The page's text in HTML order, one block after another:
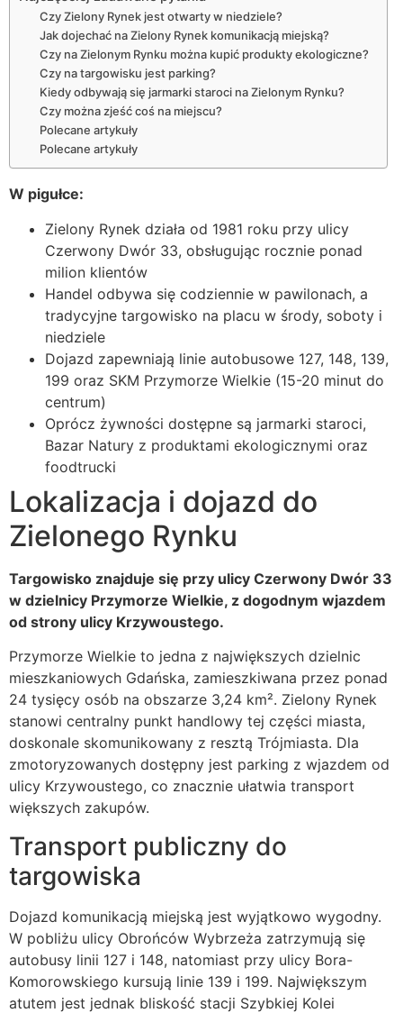
Czy Zielony Rynek jest otwarty w niedziele?
Jak dojechać na Zielony Rynek komunikacją miejską?
Czy na Zielonym Rynku można kupić produkty ekologiczne?
Czy na targowisku jest parking?
Kiedy odbywają się jarmarki staroci na Zielonym Rynku?
Czy można zjeść coś na miejscu?
Polecane artykuły
Polecane artykuły
W pigułce:
Zielony Rynek działa od 1981 roku przy ulicy
Czerwony Dwór 33, obsługując rocznie ponad
milion klientów
Handel odbywa się codziennie w pawilonach, a
tradycyjne targowisko na placu w środy, soboty i
niedziele
Dojazd zapewniają linie autobusowe 127, 148, 139,
199 oraz SKM Przymorze Wielkie (15-20 minut do
centrum)
Oprócz żywności dostępne są jarmarki staroci,
Bazar Natury z produktami ekologicznymi oraz
foodtrucki
Lokalizacja i dojazd do
Zielonego Rynku
Targowisko znajduje się przy ulicy Czerwony Dwór 33
w dzielnicy Przymorze Wielkie, z dogodnym wjazdem
od strony ulicy Krzywoustego.
Przymorze Wielkie to jedna z największych dzielnic
mieszkaniowych Gdańska, zamieszkiwana przez ponad
24 tysięcy osób na obszarze 3,24 km². Zielony Rynek
stanowi centralny punkt handlowy tej części miasta,
doskonale skomunikowany z resztą Trójmiasta. Dla
zmotoryzowanych dostępny jest parking z wjazdem od
ulicy Krzywoustego, co znacznie ułatwia transport
większych zakupów.
Transport publiczny do
targowiska
Dojazd komunikacją miejską jest wyjątkowo wygodny.
W pobliżu ulicy Obrońców Wybrzeża zatrzymują się
autobusy linii 127 i 148, natomiast przy ulicy Bora-
Komorowskiego kursują linie 139 i 199. Największym
atutem jest jednak bliskość stacji Szybkiej Kolei